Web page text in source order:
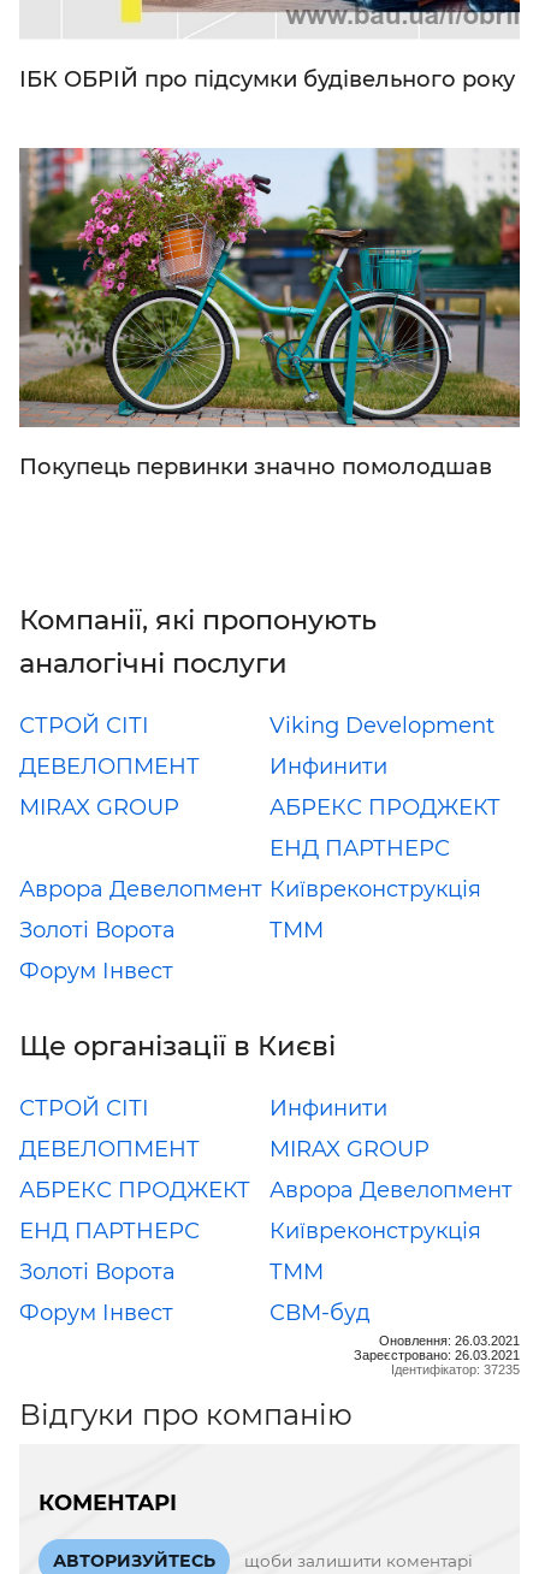
ІБК ОБРІЙ про підсумки будівельного року
Покупець первинки значно помолодшав
Компанії, які пропонують
аналогічні послуги
СТРОЙ СІТІ
ДЕВЕЛОПМЕНТ
Viking Development
Инфинити
MIRAX GROUP
АБРЕКС ПРОДЖЕКТ
ЕНД ПАРТНЕРС
Аврора Девелопмент Київреконструкція
Золоті Ворота
ТММ
Форум Інвест
Ще організації в Києві
СТРОЙ СІТІ
ДЕВЕЛОПМЕНТ
Инфинити
MIRAX GROUP
АБРЕКС ПРОДЖЕКТ
ЕНД ПАРТНЕРС
Аврора Девелопмент
Київреконструкція
Золоті Ворота
ТММ
Форум Інвест
СВМ-буд
Оновлення: 26.03.2021
Зареєстровано: 26.03.2021
Ідентифікатор: 37235
Відгуки про компанію
КОМЕНТАРІ
АВТОРИЗУЙТЕСЬ щоби залишити коментарі